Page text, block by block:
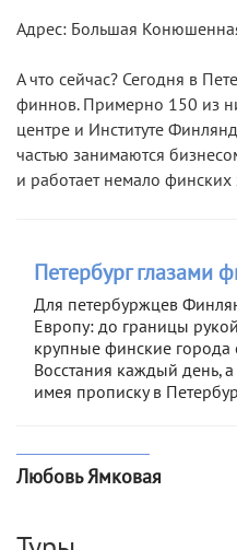
Адрес: Большая
А что сейчас? Сегодня в
финнов. Примерно 150 из
центре и Институте
частью занимаются
и работает немало
Петербург глазами
Для петербуржцев
Европу: до границы
крупные финские
Восстания каждый день,
имея прописку в
Любовь Ямковая